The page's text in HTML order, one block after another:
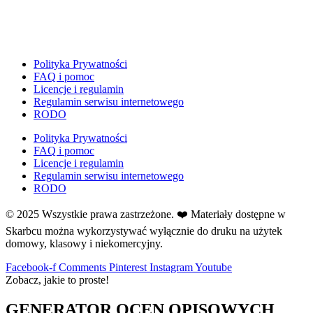
Ferie
Fotobudka
Girlandy
Girlandy na LATO
Grafomotoryka
Grinch
Gry
↳ Dopasuj i opowiedź
↳ Ja mam kto ma
↳ Labirynt podłogowy
↳ Puzzle
Polityka Prywatności
FAQ i pomoc
Licencje i regulamin
Regulamin serwisu internetowego
RODO
Polityka Prywatności
FAQ i pomoc
Licencje i regulamin
Regulamin serwisu internetowego
RODO
© 2025 Wszystkie prawa zastrzeżone. ❤️ Materiały dostępne w
Skarbcu można wykorzystywać wyłącznie do druku na użytek
domowy, klasowy i niekomercyjny.
Facebook-f Comments Pinterest InstagramYoutube
Zobacz, jakie to proste!
GENERATOR OCEN OPISOWYCH